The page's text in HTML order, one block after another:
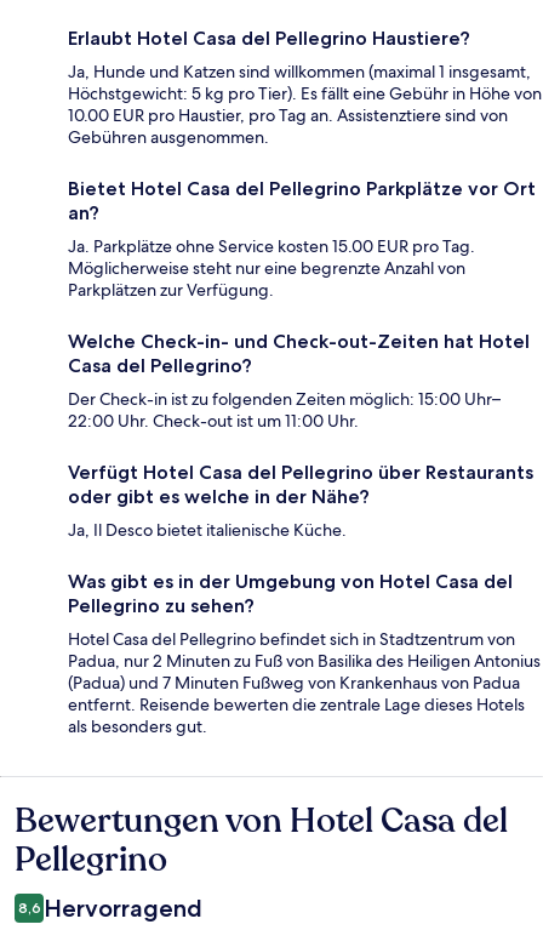
Erlaubt Hotel Casa del Pellegrino Haustiere?
Ja, Hunde und Katzen sind willkommen (maximal 1 insgesamt,
Höchstgewicht: 5 kg pro Tier). Es fällt eine Gebühr in Höhe von
10.00 EUR pro Haustier, pro Tag an. Assistenztiere sind von
Gebühren ausgenommen.
Bietet Hotel Casa del Pellegrino Parkplätze vor Ort
an?
Ja. Parkplätze ohne Service kosten 15.00 EUR pro Tag.
Möglicherweise steht nur eine begrenzte Anzahl von
Parkplätzen zur Verfügung.
Welche Check-in- und Check-out-Zeiten hat Hotel
Casa del Pellegrino?
Der Check-in ist zu folgenden Zeiten möglich: 15:00 Uhr–
22:00 Uhr. Check-out ist um 11:00 Uhr.
Verfügt Hotel Casa del Pellegrino über Restaurants
oder gibt es welche in der Nähe?
Ja, Il Desco bietet italienische Küche.
Was gibt es in der Umgebung von Hotel Casa del
Pellegrino zu sehen?
Hotel Casa del Pellegrino befindet sich in Stadtzentrum von
Padua, nur 2 Minuten zu Fuß von Basilika des Heiligen Antonius
(Padua) und 7 Minuten Fußweg von Krankenhaus von Padua
entfernt. Reisende bewerten die zentrale Lage dieses Hotels
als besonders gut.
Bewertungen
Bewertungen von Hotel Casa del
Pellegrino
8,6 Hervorragend